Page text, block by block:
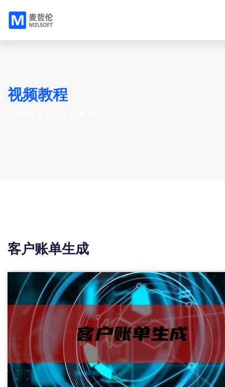
视频教程
客户账单生成